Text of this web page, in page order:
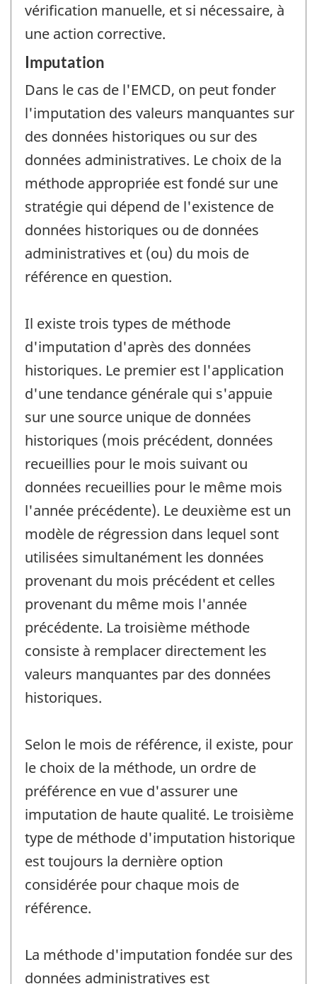
vérification manuelle, et si nécessaire, à
une action corrective.
Imputation
Dans le cas de l'EMCD, on peut fonder
l'imputation des valeurs manquantes sur
des données historiques ou sur des
données administratives. Le choix de la
méthode appropriée est fondé sur une
stratégie qui dépend de l'existence de
données historiques ou de données
administratives et (ou) du mois de
référence en question.
Il existe trois types de méthode
d'imputation d'après des données
historiques. Le premier est l'application
d'une tendance générale qui s'appuie
sur une source unique de données
historiques (mois précédent, données
recueillies pour le mois suivant ou
données recueillies pour le même mois
l'année précédente). Le deuxième est un
modèle de régression dans lequel sont
utilisées simultanément les données
provenant du mois précédent et celles
provenant du même mois l'année
précédente. La troisième méthode
consiste à remplacer directement les
valeurs manquantes par des données
historiques.
Selon le mois de référence, il existe, pour
le choix de la méthode, un ordre de
préférence en vue d'assurer une
imputation de haute qualité. Le troisième
type de méthode d'imputation historique
est toujours la dernière option
considérée pour chaque mois de
référence.
La méthode d'imputation fondée sur des
données administratives est